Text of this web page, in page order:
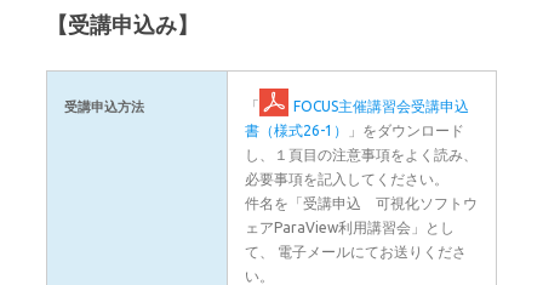
【受講申込み】
受講申込方法 「
FOCUS主催講習会受講申込
書（様式26-1）
」をダウンロード
し、１頁目の注意事項をよく読み、
必要事項を記入してください。
件名を「受講申込 可視化ソフトウ
ェアParaView利用講習会」とし
て、 電子メールにてお送りくださ
い。